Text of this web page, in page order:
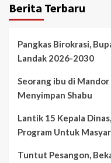
Berita Terbaru
Pangkas Birokrasi,
Landak 2026-2030
Seorang ibu di
Menyimpan Shabu
Lantik 15 Kepala
Program Untuk
Tuntut Pesangon,